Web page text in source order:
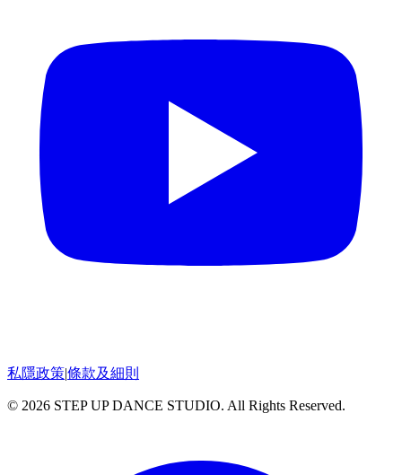
私隱政策|條款及細則
© 2026 STEP UP DANCE STUDIO. All Rights Reserved.